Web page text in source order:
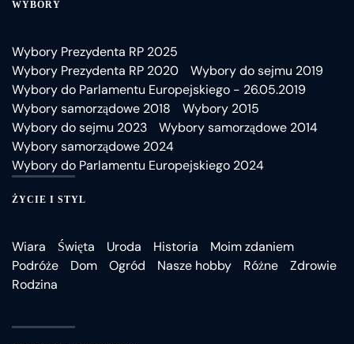
WYBORY
Wybory Prezydenta RP 2025
Wybory Prezydenta RP 2020
Wybory do sejmu 2019
Wybory do Parlamentu Europejskiego - 26.05.2019
Wybory samorządowe 2018
Wybory 2015
Wybory do sejmu 2023
Wybory samorządowe 2014
Wybory samorządowe 2024
Wybory do Parlamentu Europejskiego 2024
ŻYCIE I STYL
Wiara Święta Uroda Historia
Moim zdaniem
Podróże
Dom Ogród Nasze hobby Różne
Zdrowie
Rodzina